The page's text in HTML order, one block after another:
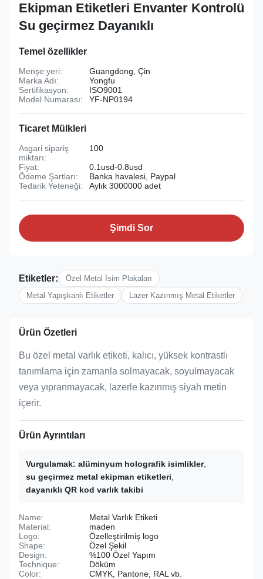
Ekipman Etiketleri Envanter Kontrolü
Su geçirmez Dayanıklı
Temel özellikler
Menşe yeri:
Guangdong, Çin
Marka Adı:
Yongfu
Sertifikasyon:
ISO9001
Model Numarası:
YF-NP0194
Ticaret Mülkleri
Asgari sipariş
miktarı:
100
Fiyat:
0.1usd-0.8usd
Ödeme Şartları:
Banka havalesi, Paypal
Tedarik Yeteneği:
Aylık 3000000 adet
Şimdi Sor
Etiketler:
Özel Metal İsim Plakaları
Metal Yapışkanlı Etiketler
Lazer Kazınmış Metal Etiketler
Ürün Özetleri
Bu özel metal varlık etiketi, kalıcı, yüksek kontrastlı
tanımlama için zamanla solmayacak, soyulmayacak
veya yıpranmayacak, lazerle kazınmış siyah metin
içerir.
Ürün Ayrıntıları
Vurgulamak: alüminyum holografik isimlikler,
su geçirmez metal ekipman etiketleri
dayanıklı QR kod varlık takibi
Name:
Metal Varlık Etiketi
Material:
maden
Logo:
Özelleştirilmiş logo
Shape:
Özel Şekil
Design:
%100 Özel Yapım
Technique:
Döküm
Color:
CMYK, Pantone, RAL vb.